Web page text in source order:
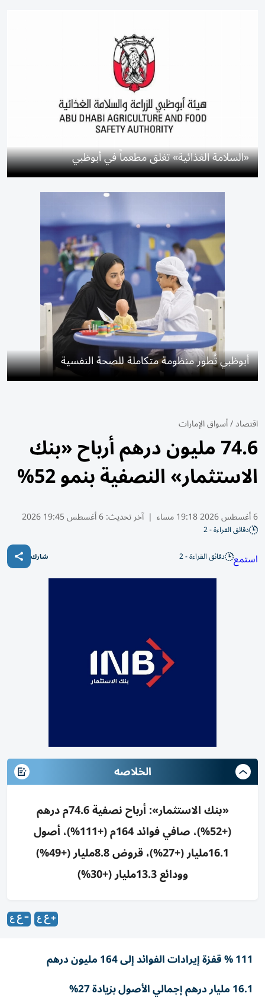
«السلامة الغذائية» تغلق مطعماً في أبوظبي
أبوظبي تُطور منظومة متكاملة للصحة النفسية
اقتصاد/أسواق الإمارات
74.6 مليون درهم أرباح «بنك
الاستثمار» النصفية بنمو 52%
6 أغسطس 2026 19:18 مساء | آخر تحديث:6 أغسطس 19:45 2026
دقائق القراءة - 2
استمع دقائق القراءة - 2 شارك
الخلاصه
«بنك الاستثمار»: أرباح نصفية 74.6م درهم
(+52%)، صافي فوائد 164م (+111%)، أصول
16.1مليار (+27%)، قروض 8.8مليار (+49%)
وودائع 13.3مليار (+30%)
111 % قفزة إيرادات الفوائد إلى 164 مليون درهم
16.1 مليار درهم إجمالي الأصول بزيادة 27%